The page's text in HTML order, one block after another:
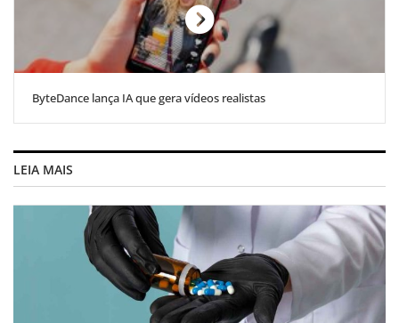
ByteDance lança IA que gera vídeos realistas
LEIA MAIS